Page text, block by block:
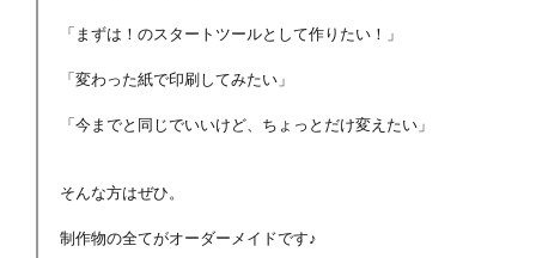
「まずは！のスタートツールとして作りたい！」
「変わった紙で印刷してみたい」
「今までと同じでいいけど、ちょっとだけ変えたい」
そんな方はぜひ。
制作物の全てがオーダーメイドです♪